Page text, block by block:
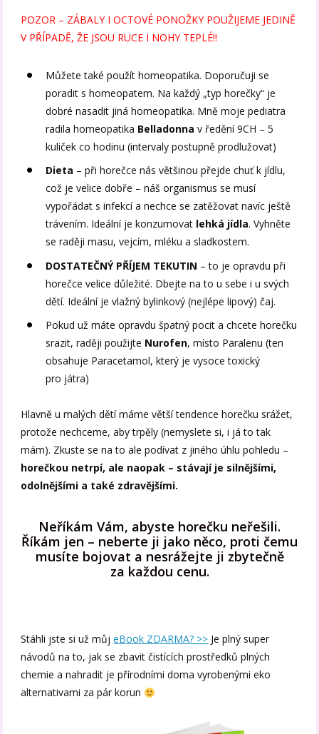
POZOR – ZÁBALY I OCTOVÉ PONOŽKY POUŽIJEME JEDINĚ
V PŘÍPADĚ, ŽE JSOU RUCE I NOHY TEPLÉ!!
Můžete také použít homeopatika. Doporučuji se
poradit s homeopatem. Na každý „typ horečky“ je
dobré nasadit jiná homeopatika. Mně moje pediatra
radila homeopatika Belladonna v ředění 9CH – 5
kuliček co hodinu (intervaly postupně prodlužovat)
Dieta – při horečce nás většinou přejde chuť k jídlu,
což je velice dobře – náš organismus se musí
vypořádat s infekcí a nechce se zatěžovat navíc ještě
trávením. Ideální je konzumovat lehká jídla. Vyhněte
se raději masu, vejcím, mléku a sladkostem.
DOSTATEČNÝ PŘÍJEM TEKUTIN – to je opravdu při
horečce velice důležité. Dbejte na to u sebe i u svých
dětí. Ideální je vlažný bylinkový (nejlépe lipový) čaj.
Pokud už máte opravdu špatný pocit a chcete horečku
srazit, raději použijte Nurofen, místo Paralenu (ten
obsahuje Paracetamol, který je vysoce toxický
pro játra)
Hlavně u malých dětí máme větší tendence horečku srážet,
protože nechceme, aby trpěly (nemyslete si, i já to tak
mám). Zkuste se na to ale podívat z jiného úhlu pohledu –
horečkou netrpí, ale naopak – stávají je silnějšími,
odolnějšími a také zdravějšími.
Neříkám Vám, abyste horečku neřešili.
Říkám jen – neberte ji jako něco, proti čemu
musíte bojovat a nesrážejte ji zbytečně
za každou cenu.
Stáhli jste si už můjeBook ZDARMA? >> Je plný super
návodů na to, jak se zbavit čistících prostředků plných
chemie a nahradit je přírodními doma vyrobenými eko
alternativami za pár korun